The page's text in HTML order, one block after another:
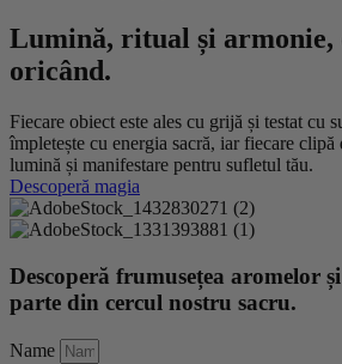
Lumină, ritual și armonie,
oricând.
Fiecare obiect este ales cu grijă și testat cu
împletește cu energia sacră, iar fiecare
lumină și manifestare pentru sufletul tău.
Descoperă magia
Descoperă frumusețea aromelor
parte din cercul nostru sacru.
Name